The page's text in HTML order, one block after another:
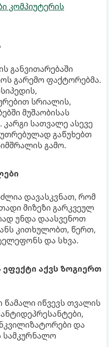
კომპიუტერის
განვითარებაში
გარემო ფაქტორებმა.
სრიალის,
მუშაობისას
კარგი სათვალე ასევე
გაწუხებთ
გამო.
დავასკვნათ, რომ
მიზეზი გარკვეულ
უნდა დაასვენოთ
კითხულობთ, წერთ,
და სხვა.
აქვს ზოგიერთ
იწვევს თვალის
და
სამკურნალო